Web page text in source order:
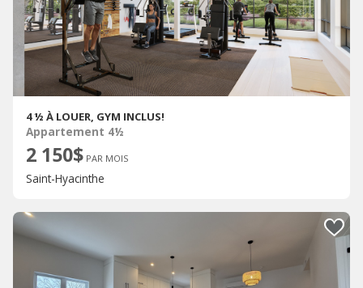
4 ½ À LOUER, GYM INCLUS!
Appartement 4½
2 150$ PAR MOIS
Saint-Hyacinthe